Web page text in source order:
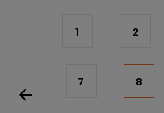
arrow_back
1 2
7 8